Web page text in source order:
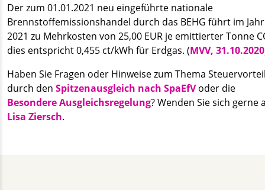
Der zum 01.01.2021 neu eingeführte nationale
Brennstoffemissionshandel durch das BEHG führt im Jahr
2021 zu Mehrkosten von 25,00 EUR je emittierter Tonne
dies entspricht 0,455 ct/kWh für Erdgas. (MVV, 31.10.2020
Haben Sie Fragen oder Hinweise zum Thema
durch den Spitzenausgleich nach SpaEfVoder die
Besondere Ausgleichsregelung? Wenden Sie sich gerne
Lisa Ziersch.